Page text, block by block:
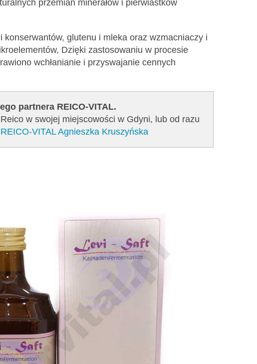
przemian minerałów i pierwiastków
glutenu i mleka oraz wzmacniaczy i
Dzięki zastosowaniu w procesie
wchłanianie i przyswajanie cennych
partnera REICO-VITAL.
w swojej miejscowości w Gdyni, lub od razu
VITAL Agnieszka Kruszyńska